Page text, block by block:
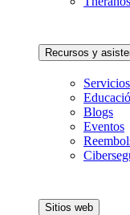
Recursos y
Servicios
Blogs
Eventos
Sitios web